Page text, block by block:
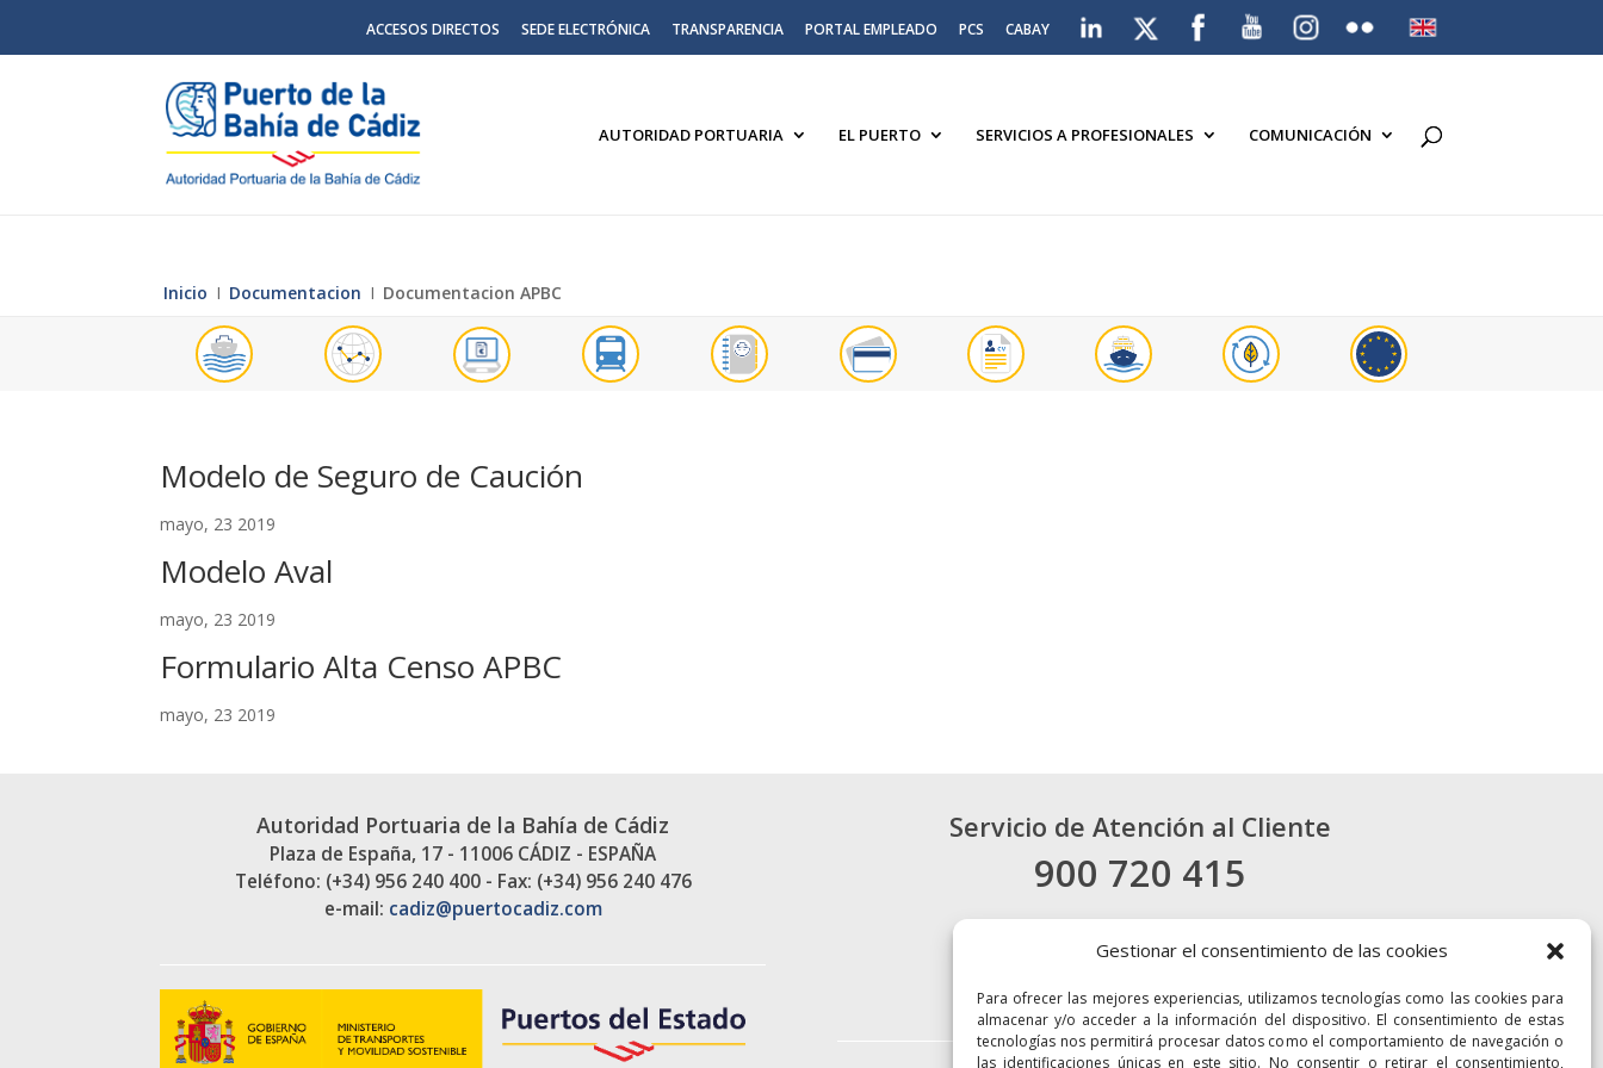
Gestionar el consentimiento de las cookies
Para ofrecer las mejores experiencias, utilizamos tecnologías como las cookies para
almacenar y/o acceder a la información del dispositivo. El consentimiento de estas
tecnologías nos permitirá procesar datos como el comportamiento de navegación o
las identificaciones únicas en este sitio. No consentir o retirar el consentimiento,
ACCESOS DIRECTOS SEDE ELECTRÓNICA TRANSPARENCIA PORTAL EMPLEADO PCS CABAY
AUTORIDAD PORTUARIA EL PUERTO SERVICIOS A PROFESIONALES COMUNICACIÓN
Inicio Ι Documentacion Ι Documentacion APBC
Modelo de Seguro de Caución
mayo, 23 2019
Modelo Aval
mayo, 23 2019
Formulario Alta Censo APBC
mayo, 23 2019
Autoridad Portuaria de la Bahía de Cádiz
Plaza de España, 17 - 11006 CÁDIZ - ESPAÑA
Teléfono: (+34) 956 240 400 - Fax: (+34) 956 240 476
e-mail: cadiz@puertocadiz.com
Servicio de Atención al Cliente
900 720 415
CONTACTO